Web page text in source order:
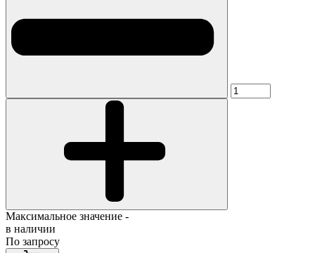
Максимальное значение -
в наличии
По запросу